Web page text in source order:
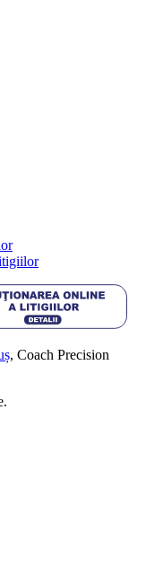
, Coach Precision